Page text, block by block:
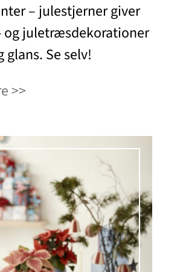
– julestjerner giver
og juletræsdekorationer
Se selv!